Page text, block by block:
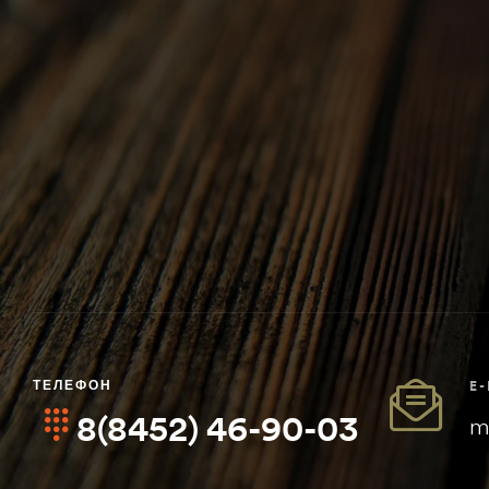
ТЕЛЕФОН
8(8452) 46-90-03